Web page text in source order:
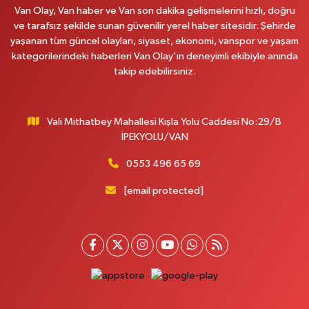
0 (530) 442 24 65 Yol Tarifi Al
Yiğit Eczanesi
SERHAT MAHALLESİ CUMHURİYET BULVARI VAN AVM YANI NO:137
ECIVILCOCUKMAGAZASIKARSISI
0 (542) 384 45 20 Yol Tarifi Al
Van Olay, Van haber ve Van son dakika gelişmelerini hızlı, doğru
ve tarafsız şekilde sunan güvenilir yerel haber sitesidir. Şehirde
yaşanan tüm güncel olayları, siyaset, ekonomi, vanspor ve yaşam
kategorilerindeki haberleri Van Olay’ın deneyimli ekibiyle anında
takip edebilirsiniz.
Vali Mithatbey Mahallesi Kışla Yolu Caddesi No:29/B
İPEKYOLU/VAN
0553 496 65 69
[email protected]